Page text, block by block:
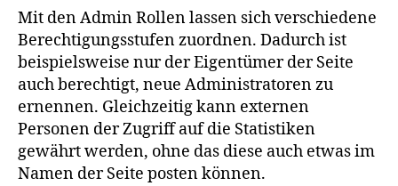
Mit den Admin Rollen lassen sich verschiedene
Berechtigungsstufen zuordnen. Dadurch ist
beispielsweise nur der Eigentümer der Seite
auch berechtigt, neue Administratoren zu
ernennen. Gleichzeitig kann externen
Personen der Zugriff auf die Statistiken
gewährt werden, ohne das diese auch etwas im
Namen der Seite posten können.